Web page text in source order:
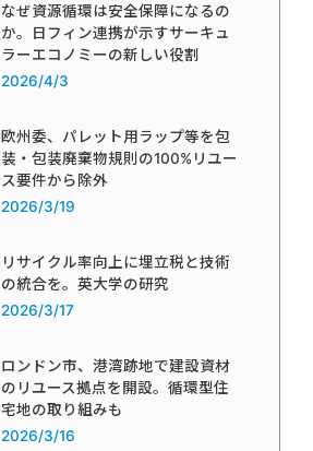
なぜ資源循環は安全保障になるの
か。日フィン連携が示すサーキュ
ラーエコノミーの新しい役割
2026/4/3
欧州委、パレット用ラップ等を包
装・包装廃棄物規則の100%リユー
ス要件から除外
2026/3/19
リサイクル率向上に埋立税と技術
の統合を。英大学の研究
2026/3/17
ロンドン市、港湾跡地で建設資材
のリユース拠点を開設。循環型住
宅地の取り組みも
2026/3/16